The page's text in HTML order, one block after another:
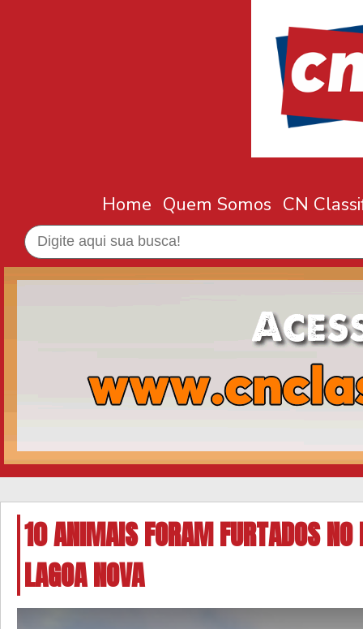
Home Quem Somos CN
10 ANIMAIS FORAM FURTADOS
LAGOA NOVA